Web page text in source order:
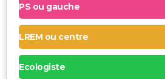
PS ou gauche
LREM ou centre
Ecologiste